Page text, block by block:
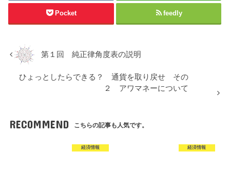
Pocket feedly
第１回 純正律角度表の説明
ひょっとしたらできる？ 通貨を取り戻せ その
２ アワマネーについて
RECOMMEND こちらの記事も人気です。
経済情報 経済情報